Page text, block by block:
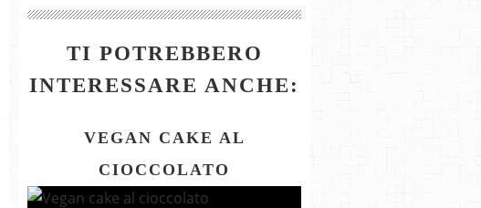
TI POTREBBERO
INTERESSARE ANCHE:
VEGAN CAKE AL
CIOCCOLATO